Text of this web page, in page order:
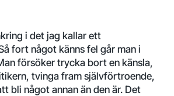
i det jag kallar ett
fort något känns fel går man i
försöker trycka bort en känsla,
tvinga fram självförtroende,
bli något annan än den är. Det